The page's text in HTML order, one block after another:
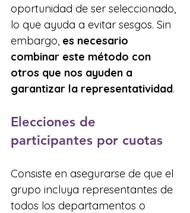
oportunidad de ser seleccionado,
lo que ayuda a evitar sesgos. Sin
embargo, es necesario
combinar este método con
otros que nos ayuden a
garantizar la representatividad.
Elecciones de
participantes por cuotas
Consiste en asegurarse de que el
grupo incluya representantes de
todos los departamentos o